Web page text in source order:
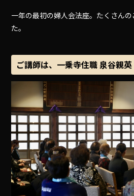
一年の最初の婦人会法座。たくさん
た。
ご講師は、一乗寺住職 泉谷親